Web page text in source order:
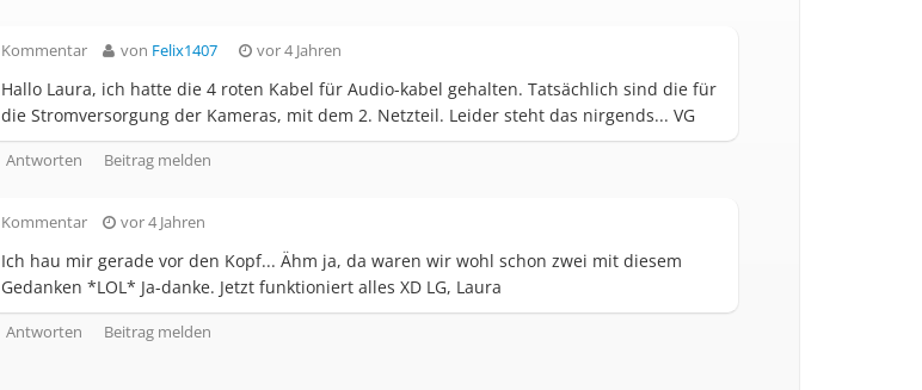
Kommentar von Felix1407 vor 4 Jahren
Hallo Laura, ich hatte die 4 roten Kabel für Audio-kabel gehalten. Tatsächlich sind die für
die Stromversorgung der Kameras, mit dem 2. Netzteil. Leider steht das nirgends... VG
Antworten Beitrag melden
Kommentar vor 4 Jahren
Ich hau mir gerade vor den Kopf... Ähm ja, da waren wir wohl schon zwei mit diesem
Gedanken *LOL* Ja-danke. Jetzt funktioniert alles XD LG, Laura
Antworten Beitrag melden